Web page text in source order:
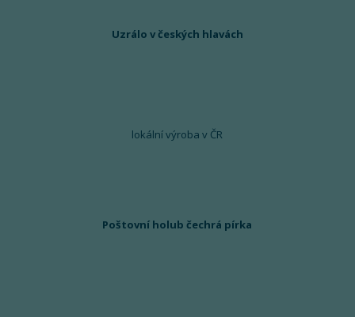
Uzrálo v českých hlavách
lokální výroba v ČR
Poštovní holub čechrá pírka